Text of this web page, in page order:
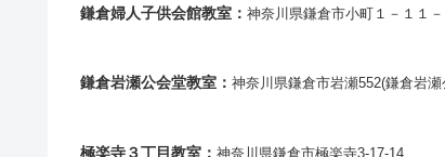
鎌倉婦人子供会館教室： 神奈川県鎌倉市小町１－１１－
鎌倉岩瀬公会堂教室： 神奈川県鎌倉市岩瀬552(鎌倉岩瀬
極楽寺３丁目教室： 神奈川県鎌倉市極楽寺3-17-14